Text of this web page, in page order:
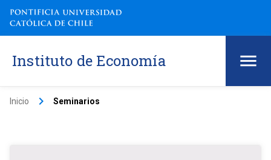
Instituto de Economía
Inicio keyboard_arrow_right Seminarios